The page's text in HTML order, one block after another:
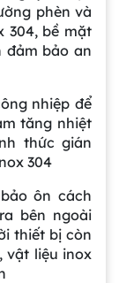
phèn và
304, bề mặt
đảm bảo an
nhiệp để
tăng nhiệt
thức gián
304
ôn cách
bên ngoài
thiết bị còn
vật liệu inox